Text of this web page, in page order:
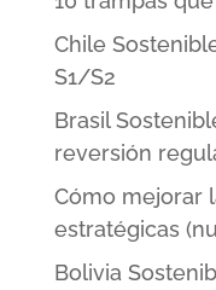
Chile
S1/S2
Brasil
reversión
Cómo mejorar
estratégicas
Bolivia